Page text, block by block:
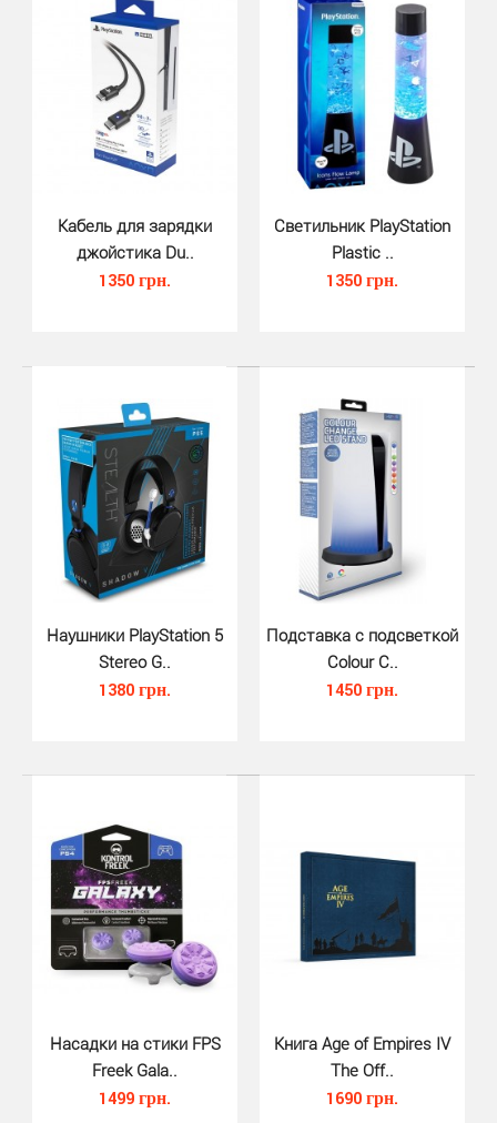
Набор Pro Trigger Pack для Dual..
Набор Pro Trigger Pack для DualSense PS5 (Nacon) -
использование накладок позволяет сделать использо..
Зарядная станция для джойстиков..
Зарядная станция для джойстиков DualSense (PS5, iMP
Tech) - предлагая возможности быстрой зарядки и ..
Кабель для зарядки
джойстика Du..
1350 грн.
Светильник PlayStation
Plastic ..
1350 грн.
Наушники PlayStation 5
Stereo G..
1380 грн.
Подставка с подсветкой
Colour C..
1450 грн.
Насадки на стики FPS
Freek Gala..
1499 грн.
Книга Age of Empires IV
The Off..
1690 грн.